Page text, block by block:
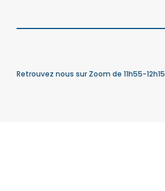
Retrouvez nous sur Zoom de 11h55-12h15